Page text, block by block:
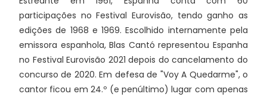
participações no Festival Eurovisão, tendo ganho as
edições de 1968 e 1969. Escolhido internamente pela
emissora espanhola, Blas Cantó representou Espanha
no Festival Eurovisão 2021 depois do cancelamento do
concurso de 2020. Em defesa de "Voy A Quedarme", o
cantor ficou em 24.º (e penúltimo) lugar com apenas